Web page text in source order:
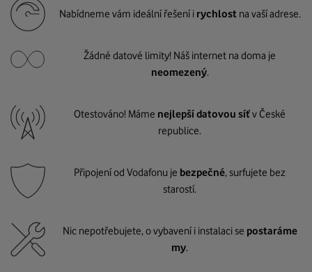
Nabídneme vám ideální řešení i rychlost na vaší adrese.
Žádné datové limity! Náš internet na doma je
neomezený.
Otestováno! Máme nejlepší datovou síťv České
republice.
Připojení od Vodafonu je bezpečné, surfujete bez
starostí.
Nic nepotřebujete, o vybavení i instalaci se postaráme
my.